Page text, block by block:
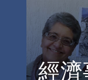
經濟